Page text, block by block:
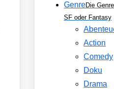
GenreDie
SF oder Fantasy
Action
Comedy
Doku
Drama